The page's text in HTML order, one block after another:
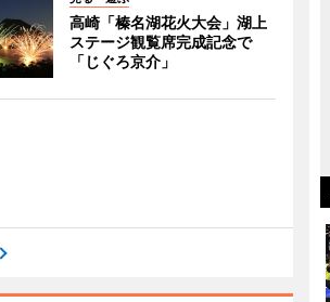
高崎「榛名湖花火大会」湖上
ステージ観覧席完成記念で
「じぐろ京介」